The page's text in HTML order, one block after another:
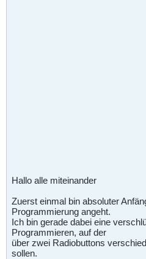
Hallo alle miteinander
Zuerst einmal bin absoluter
Programmierung angeht.
Ich bin gerade dabei eine
Programmieren, auf der
über zwei Radiobuttons
sollen.